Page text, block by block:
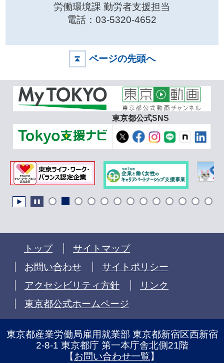
労働環境課 勤労者支援担当
電話：03-5320-4652
ページの先頭へ
東京都公式SNS
トップ
サイトマップ
お問い合わせ
サイトポリシー
アクセシビリティ方針
リンク
東京都公式ホームページ
東京都産業労働局雇用就業部 東京都新宿区西新宿
2-8-1 東京都庁 第一本庁舎北側21階
【お問い合わせ一覧】